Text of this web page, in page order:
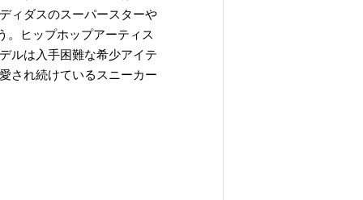
ィダスのスーパースターや
。ヒップホップアーティス
ルは入手困難な希少アイテ
され続けているスニーカー